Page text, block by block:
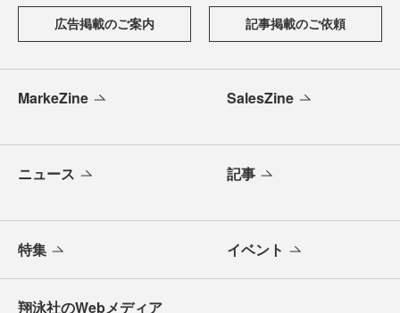
広告掲載のご案内 記事掲載のご依頼
MarkeZine SalesZine
ニュース 記事
特集 イベント
翔泳社のWebメディア